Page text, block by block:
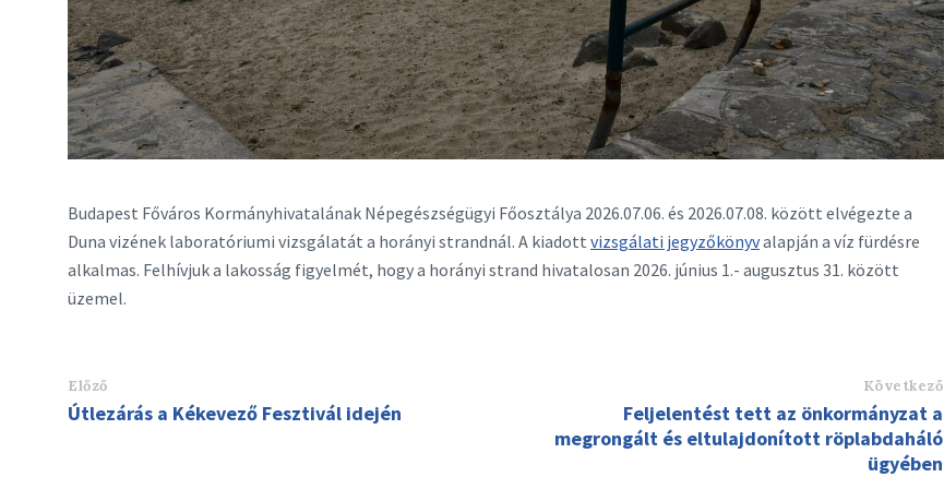
Budapest Főváros Kormányhivatalának Népegészségügyi Főosztálya 2026.07.06. és 2026.07.08. között elvégezte a
Duna vizének laboratóriumi vizsgálatát a horányi strandnál. A kiadott vizsgálati jegyzőkönyvalapján a víz fürdésre
alkalmas. Felhívjuk a lakosság figyelmét, hogy a horányi strand hivatalosan 2026. június 1.- augusztus 31. között
üzemel.
Előző
Útlezárás a Kékevező Fesztivál idején
Következő
Feljelentést tett az önkormányzat a
megrongált és eltulajdonított röplabdaháló
ügyében